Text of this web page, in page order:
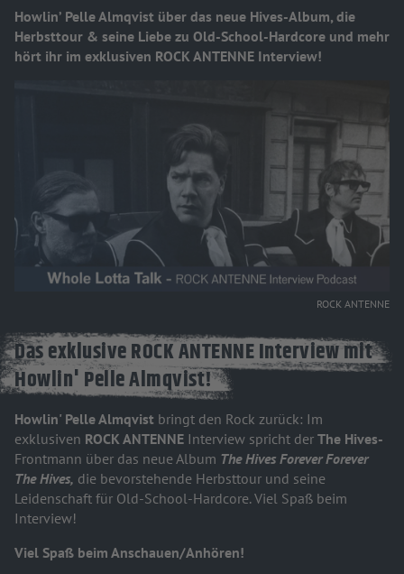
Howlin’ Pelle Almqvist über das neue Hives-Album, die
Herbsttour & seine Liebe zu Old-School-Hardcore und mehr
hört ihr im exklusiven ROCK ANTENNE Interview!
ROCK ANTENNE
Das exklusive ROCK ANTENNE Interview mit
Howlin' Pelle Almqvist!
Howlin' Pelle Almqvist bringt den Rock zurück: Im
exklusiven ROCK ANTENNE Interview spricht der The Hives-
Frontmann über das neue Album The Hives Forever Forever
The Hives, die bevorstehende Herbsttour und seine
Leidenschaft für Old-School-Hardcore. Viel Spaß beim
Interview!
Viel Spaß beim Anschauen/Anhören!